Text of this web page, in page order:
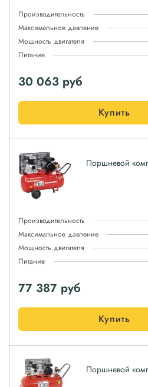
Производительность
Максимальное давление
Мощность двигателя
Питание
30 063 руб
Купить
Поршневой
Производительность
Максимальное давление
Мощность двигателя
Питание
77 387 руб
Купить
Поршневой